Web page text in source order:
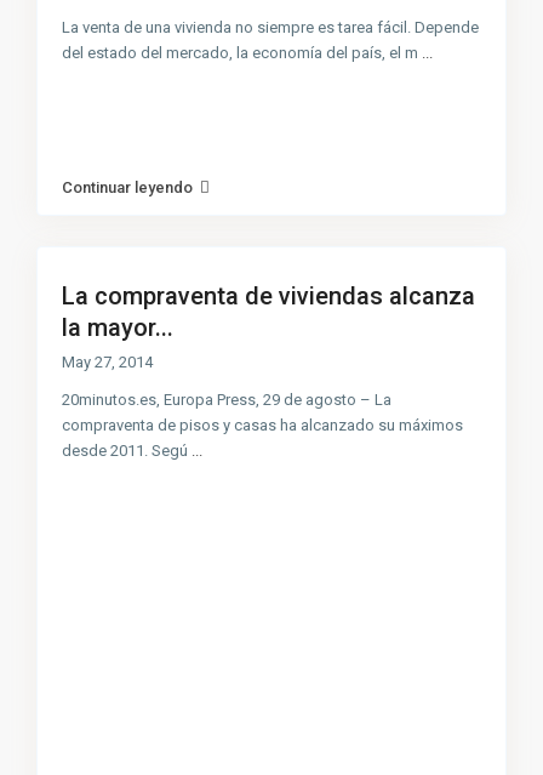
La venta de una vivienda no siempre es tarea fácil. Depende
del estado del mercado, la economía del país, el m
Continuar leyendo
La compraventa de viviendas alcanza
la mayor...
May 27, 2014
20minutos.es, Europa Press, 29 de agosto – La
compraventa de pisos y casas ha alcanzado su máximos
desde 2011. Segú ...